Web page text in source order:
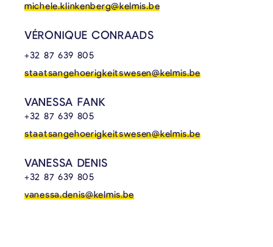
michele.klinkenberg@kelmis.be
VÉRONIQUE CONRAADS
+32 87 639 805
staatsangehoerigkeitswesen@kelmis.be
VANESSA FANK
+32 87 639 805
staatsangehoerigkeitswesen@kelmis.be
VANESSA DENIS
+32 87 639 805
vanessa.denis@kelmis.be